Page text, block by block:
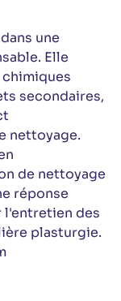
une
Elle
secondaires,
nettoyage.
de nettoyage
réponse
l'entretien des
plasturgie.